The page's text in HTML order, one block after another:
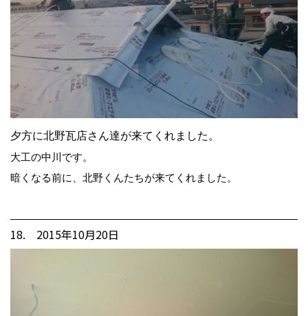
夕方に北野瓦店さん達が来てくれました。
大工の中川です。
暗くなる前に、北野くんたちが来てくれました。
18. 2015年10月20日